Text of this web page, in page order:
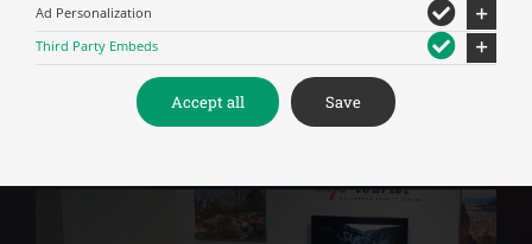
Ad Personalization
Third Party Embeds
Accept all Save